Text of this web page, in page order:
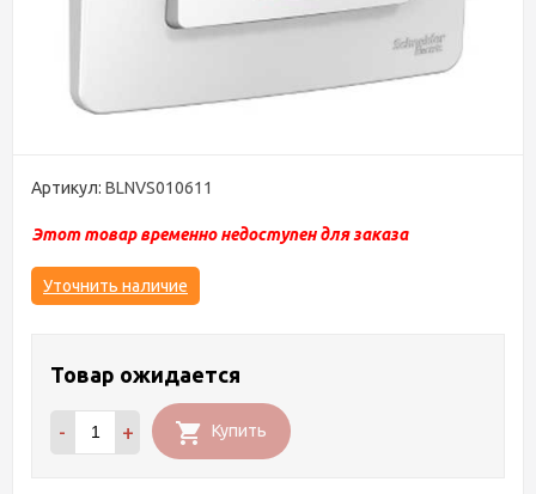
Артикул: BLNVS010611
Этот товар временно недоступен для заказа
Уточнить наличие
Товар ожидается
- + Купить